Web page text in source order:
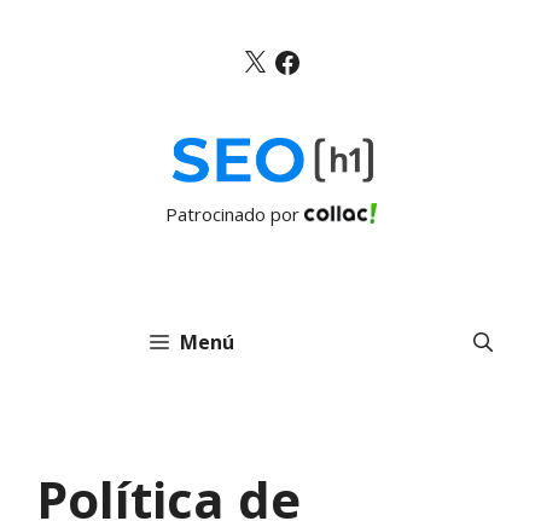
X Facebook
Patrocinado por
Menú
Política de